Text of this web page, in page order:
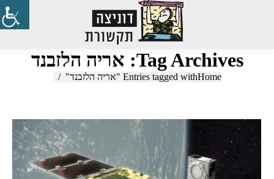
Search:
Tag Archives: אריה הלזבנד
You are here:
HomeEntries tagged with "אריה הלזבנד"